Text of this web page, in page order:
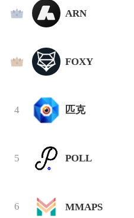
2 ARN
3 FOXY
4 匹克
5 POLL
6 MMAPS